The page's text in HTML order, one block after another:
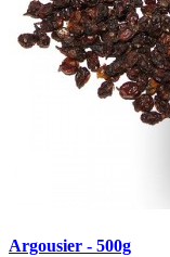
Argousier - 500g